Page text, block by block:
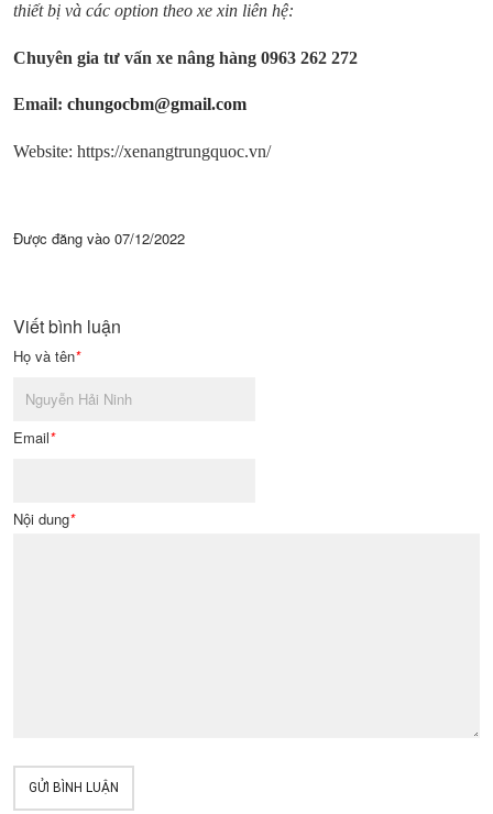
thiết bị và các option theo xe xin liên hệ:
Chuyên gia tư vấn xe nâng hàng 0963 262 272
Email: chungocbm@gmail.com
Website: https://xenangtrungquoc.vn/
Được đăng vào 07/12/2022
Viết bình luận
Họ và tên*
Email*
Nội dung*
GỬI BÌNH LUẬN